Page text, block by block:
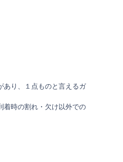
あり、１点ものと言えるガ
着時の割れ・欠け以外での